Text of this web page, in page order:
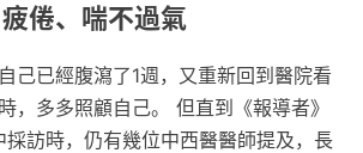
倦、喘不過氣
己已經腹瀉了1週，又重新回到醫院看
，多多照顧自己。 但直到《報導者》
訪時，仍有幾位中西醫醫師提及，長